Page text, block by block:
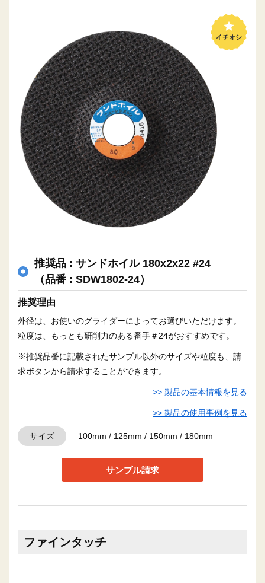
推奨品 : サンドホイル 180x2x22 #24
（品番 : SDW1802-24）
推奨理由
外径は、お使いのグライダーによってお選びいただけます。
粒度は、もっとも研削力のある番手＃24がおすすめです。
※推奨品番に記載されたサンプル以外のサイズや粒度も、請
求ボタンから請求することができます。
>> 製品の基本情報を見る
>> 製品の使用事例を見る
サイズ 100mm / 125mm / 150mm / 180mm
サンプル請求
ファインタッチ